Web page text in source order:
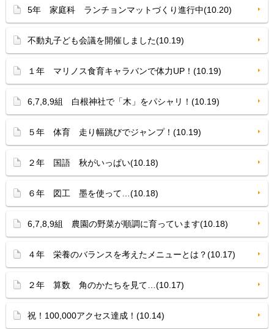
5年 家庭科 ランチョンマットづくり進行中(10.20)
不動丸子ども会議を開催しました(10.19)
１年 マリノス食育キャラバンで体力UP！(10.19)
6,7,8,9組 白根神社で「木」をパシャリ！(10.19)
５年 体育 走り幅跳びでジャンプ！(10.19)
２年 国語 秋がいっぱい(10.18)
６年 図工 墨を使って…(10.18)
6,7,8,9組 農園の野菜が順調に育っています(10.18)
４年 栄養のバランスを考えたメニューとは？(10.17)
２年 算数 角のかたちを見て…(10.17)
祝！100,000アクセス達成！(10.14)